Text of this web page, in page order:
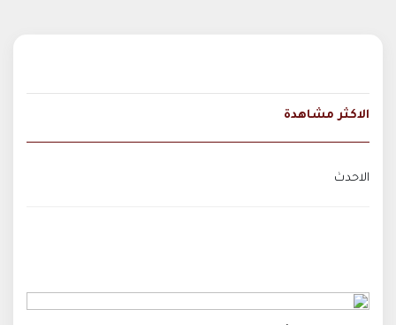
الاكثر مشاهدة
الاحدث